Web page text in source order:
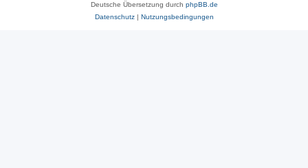
Deutsche Übersetzung durch phpBB.de
Datenschutz| Nutzungsbedingungen